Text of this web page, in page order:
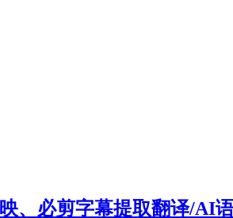
、必剪字幕提取翻译/AI语